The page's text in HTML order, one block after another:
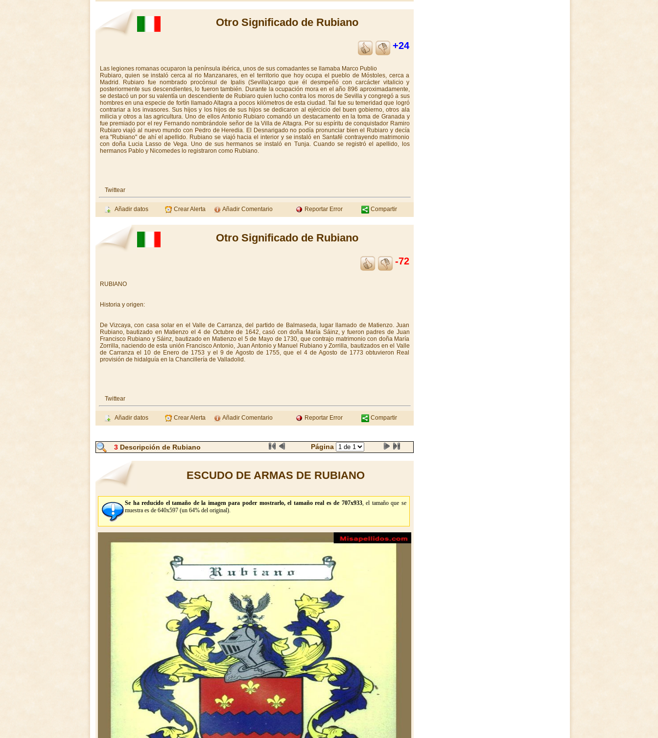
Otro Significado de Rubiano
+24
Las legiones romanas ocuparon la península ibérica, unos de sus comadantes se llamaba Marco Publio
Rubiaro, quien se instaló cerca al rio Manzanares, en el territorio que hoy ocupa el pueblo de Móstoles, cerca a
Madrid. Rubiaro fue nombrado procónsul de Ipalis (Sevilla)cargo que él desmpeñó con carcácter vitalicio y
posteriormente sus descendientes, lo fueron también. Durante la ocupación mora en el año 896 aproximadamente,
se destacó un por su valentía un descendiente de Rubiaro quien lucho contra los moros de Sevilla y congregó a sus
hombres en una especie de fortín llamado Altagra a pocos kilómetros de esta ciudad. Tal fue su temeridad que logró
contrariar a los invasores. Sus hijos y los hijos de sus hijos se dedicaron al ejércicio del buen gobierno, otros ala
milicia y otros a las agricultura. Uno de ellos Antonio Rubiaro comandó un destacamento en la toma de Granada y
fue premiado por el rey Fernando nombrándole señor de la Villa de Altagra. Por su espíritu de conquistador Ramiro
Rubiaro viajó al nuevo mundo con Pedro de Heredia. El Desnarigado no podía pronunciar bien el Rubiaro y decía
era "Rubiano" de ahí el apellido. Rubiano se viajó hacia el interior y se instaló en Santafé contrayendo matrimonio
con doña Lucia Lasso de Vega. Uno de sus hermanos se instaló en Tunja. Cuando se registró el apellido, los
hermanos Pablo y Nicomedes lo registraron como Rubiano.
Twittear
Añadir datos Crear Alerta Añadir Comentario Reportar Error Compartir
Otro Significado de Rubiano
-72
RUBIANO
Historia y origen:
De Vizcaya, con casa solar en el Valle de Carranza, del partido de Balmaseda, lugar llamado de Matienzo. Juan
Rubiano, bautizado en Matienzo el 4 de Octubre de 1642, casó con doña María Sáinz, y fueron padres de Juan
Francisco Rubiano y Sáinz, bautizado en Matienzo el 5 de Mayo de 1730, que contrajo matrimonio con doña María
Zorrilla, naciendo de esta unión Francisco Antonio, Juan Antonio y Manuel Rubiano y Zorrilla, bautizados en el Valle
de Carranza el 10 de Enero de 1753 y el 9 de Agosto de 1755, que el 4 de Agosto de 1773 obtuvieron Real
provisión de hidalguía en la Chancillería de Valladolid.
Twittear
Añadir datos Crear Alerta Añadir Comentario Reportar Error Compartir
3 Descripción de Rubiano Página
ESCUDO DE ARMAS DE RUBIANO
Se ha reducido el tamaño de la imagen para poder mostrarlo, el tamaño real es de 707x933, el tamaño que se
muestra es de 640x597 (un 64% del original).